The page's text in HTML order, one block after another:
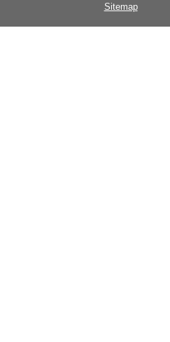
Sitemap